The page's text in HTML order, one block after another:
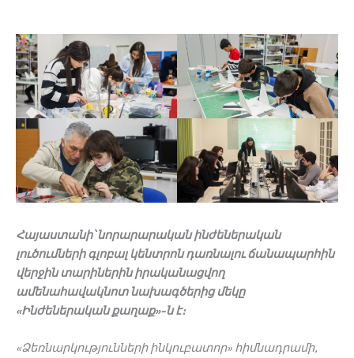
Հայաստանի՝ նորարարական ինժեներական
լուծումների գլոբալ կենտրոն դառնալու ճանապարհին
վերջին տարիներին իրականացվող
ամենահավակնոտ նախագծերից մեկը
«Ինժեներական քաղաք»-ն է։
«Ձեռնարկությունների ինկուբատոր» հիմնադրամի,